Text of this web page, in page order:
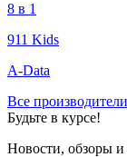
8 в 1
911 Kids
A-Data
Все производители
Будьте в курсе!
Новости, обзоры и